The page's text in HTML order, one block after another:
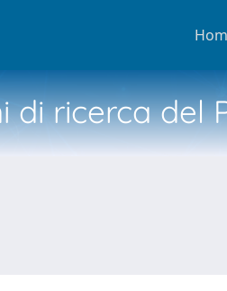
di ricerca del